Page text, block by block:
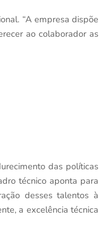
“A empresa dispõe
ao colaborador as
das políticas
técnico aponta para
desses talentos à
a excelência técnica